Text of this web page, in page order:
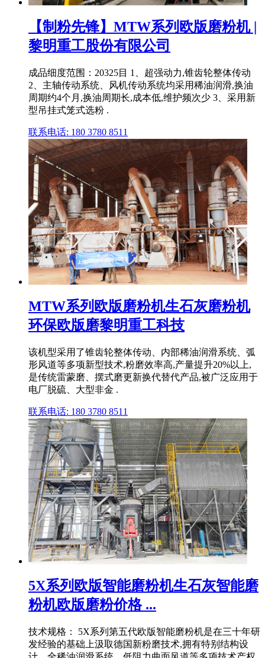
【制粉先锋】MTW系列欧版磨粉机 |
黎明重工股份有限公司
成品细度范围：20325目 1、超强动力,锥齿轮整体传动
2、主轴传动系统、风机传动系统均采用稀油润滑,换油
周期约4个月,换油周期长,成本低,维护频次少 3、采用新
型吊挂式笼式选粉 .
联系电话: 180 3780 8511
MTW系列欧版磨粉机生石灰磨粉机
环保欧版磨黎明重工科技
该机型采用了锥齿轮整体传动、内部稀油润滑系统、弧
形风道等多项新型技术,粉磨效率高,产量提升20%以上,
是传统雷蒙磨、摆式磨更新换代替代产品,被广泛应用于
电厂脱硫、大型非金 .
联系电话: 180 3780 8511
5X系列欧版智能磨粉机生石灰智能磨
粉机欧版磨粉价格 ...
技术规格： 5X系列第五代欧版智能磨粉机是在三十年研
发经验的基础上汲取德国新粉磨技术,拥有特别结构设